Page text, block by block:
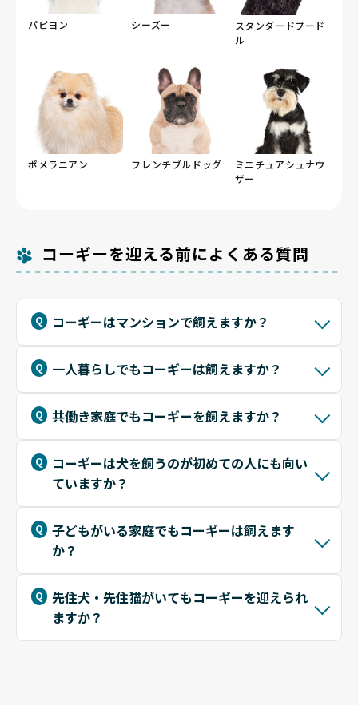
パピヨン シーズー
スタンダードプード
ル
ポメラニアン フレンチブルドッグ
ミニチュアシュナウ
ザー
コーギーを迎える前によくある質問
コーギーはマンションで飼えますか？
一人暮らしでもコーギーは飼えますか？
共働き家庭でもコーギーを飼えますか？
コーギーは犬を飼うのが初めての人にも向い
ていますか？
子どもがいる家庭でもコーギーは飼えます
か？
先住犬・先住猫がいてもコーギーを迎えられ
ますか？